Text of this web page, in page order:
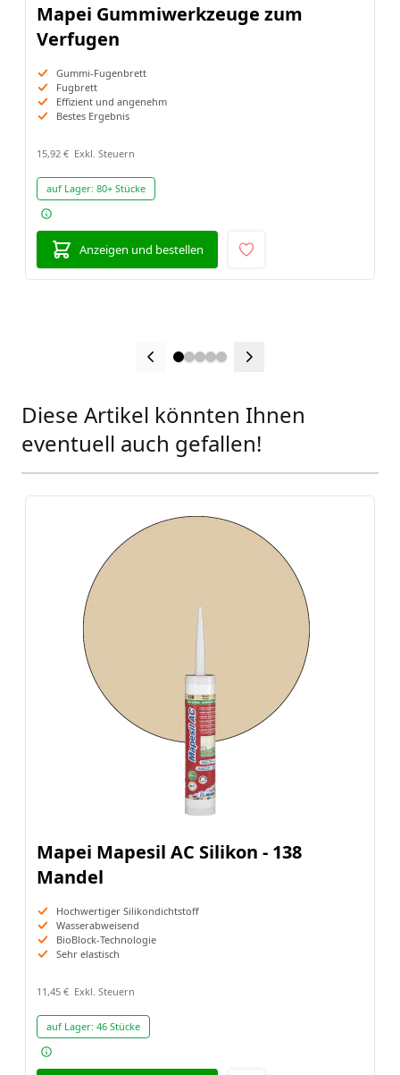
Mapei Gummiwerkzeuge zum
Verfugen
Gummi-Fugenbrett
Fugbrett
Effizient und angenehm
Bestes Ergebnis
15,92 €
auf Lager: 80+ Stücke
Anzeigen und bestellen
Press to skip carousel
Diese Artikel könnten Ihnen
eventuell auch gefallen!
Mapei Mapesil AC Silikon - 138
Mandel
Hochwertiger Silikondichtstoff
Wasserabweisend
BioBlock-Technologie
Sehr elastisch
11,45 €
auf Lager: 46 Stücke